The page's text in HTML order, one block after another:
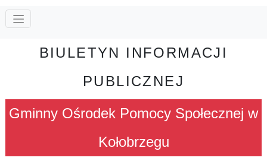
BIULETYN INFORMACJI
PUBLICZNEJ
Gminny Ośrodek Pomocy Społecznej w
Kołobrzegu